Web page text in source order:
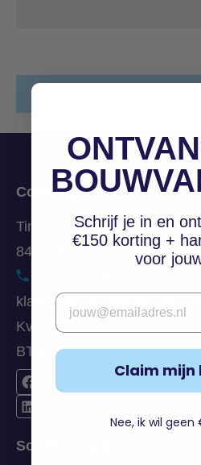
Soorten trappen
Contactgegevens
Tinweg 4
8445 PD Heerenveen
KvK: 01037737
BTW: NL002542493B01
Schrijf je in en
€150 korting +
voor
Email
Claim mijn
Nee, ik wil geen